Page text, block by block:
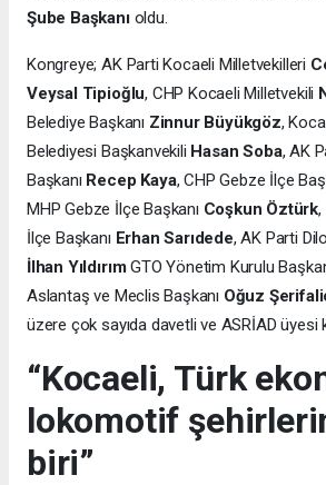
Şube Başkanıoldu.
Kongreye; AK Parti Kocaeli Milletvekilleri
Veysal Tipioğlu, CHP Kocaeli Milletvekili
Belediye Başkanı Zinnur Büyükgöz,
Belediyesi Başkanvekili Hasan Soba, AK
Başkanı Recep Kaya, CHP Gebze İlçe
MHP Gebze İlçe Başkanı Coşkun Öztürk,
İlçe Başkanı Erhan Sarıdede, AK Parti
İlhan YıldırımGTO Yönetim Kurulu
Aslantaş ve Meclis Başkanı Oğuz
üzere çok sayıda davetli ve ASRİAD üyesi
“Kocaeli, Türk
lokomotif
biri”